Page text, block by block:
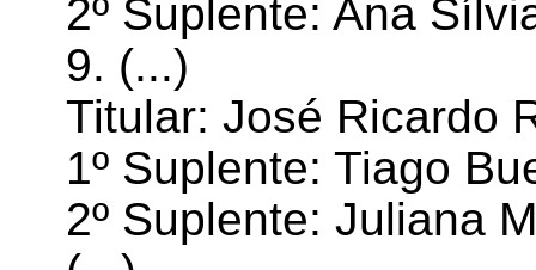
2º Suplente: Ana
9. (...)
Titular: José Ricardo
1º Suplente: Tiago
2º Suplente: Juliana